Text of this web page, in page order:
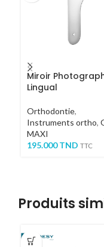
Miroir
Lingual
Orthodontie,
Instruments ortho,
MAXI
195.000TND TTC
Produits